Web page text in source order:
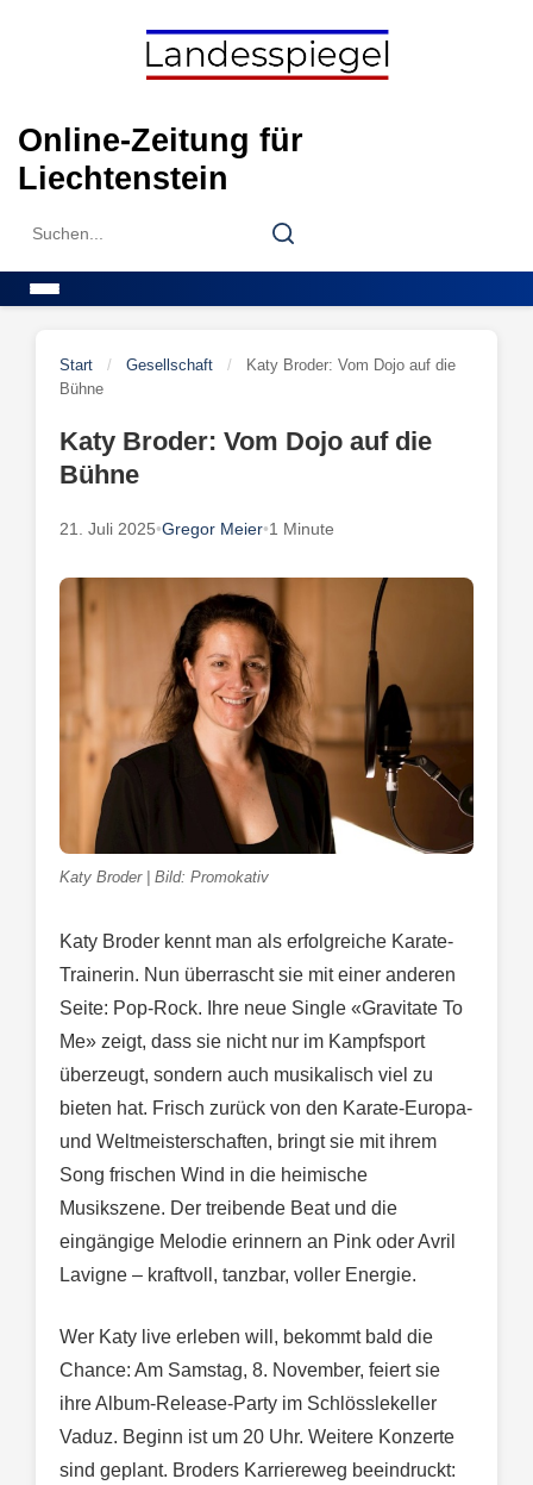
Online-Zeitung für
Liechtenstein
Search
Search
Start / Gesellschaft /
Katy Broder: Vom Dojo auf die
Bühne
Katy Broder: Vom Dojo auf die
Bühne
21. Juli 2025•Gregor Meier•1 Minute
Katy Broder | Bild: Promokativ
Katy Broder kennt man als erfolgreiche Karate-
Trainerin. Nun überrascht sie mit einer anderen
Seite: Pop-Rock. Ihre neue Single «Gravitate To
Me» zeigt, dass sie nicht nur im Kampfsport
überzeugt, sondern auch musikalisch viel zu
bieten hat. Frisch zurück von den Karate-Europa-
und Weltmeisterschaften, bringt sie mit ihrem
Song frischen Wind in die heimische
Musikszene. Der treibende Beat und die
eingängige Melodie erinnern an Pink oder Avril
Lavigne – kraftvoll, tanzbar, voller Energie.
Wer Katy live erleben will, bekommt bald die
Chance: Am Samstag, 8. November, feiert sie
ihre Album-Release-Party im Schlösslekeller
Vaduz. Beginn ist um 20 Uhr. Weitere Konzerte
sind geplant. Broders Karriereweg beeindruckt: